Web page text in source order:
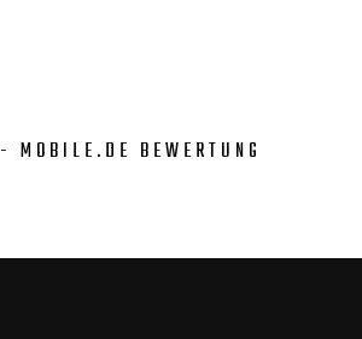
- MOBILE.DE BEWERTUNG